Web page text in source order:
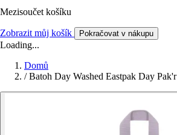
Mezisoučet košíku
Zobrazit můj košík Pokračovat v nákupu
Loading...
Domů
/ Batoh Day Washed Eastpak Day Pak'r